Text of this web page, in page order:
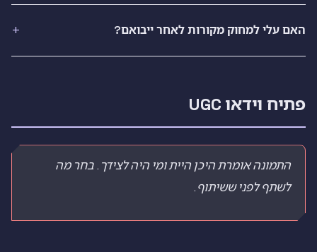
האם עלי למחוק מקורות לאחר ייבואם?
פתיח וידאו UGC
התמונה אומרת היכן היית ומי היה לצידך. בחר מה
לשתף לפני ששיתוף.